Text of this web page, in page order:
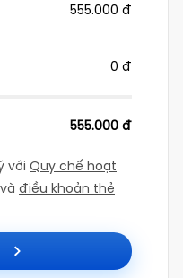
555.000 đ
0 đ
555.000 đ
với Quy chế hoạt
điều khoản thẻ